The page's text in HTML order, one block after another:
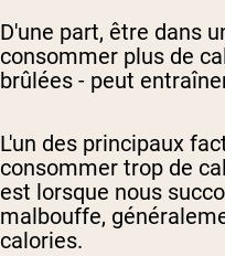
D'une part, être dans
consommer plus de
brûlées - peut
L'un des principaux
consommer trop de
est lorsque nous
malbouffe,
calories.